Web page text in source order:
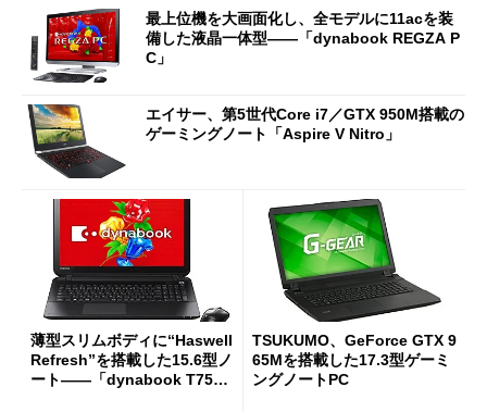
最上位機を大画面化し、全モデルに11acを装
備した液晶一体型――「dynabook REGZA P
C」
エイサー、第5世代Core i7／GTX 950M搭載の
ゲーミングノート「Aspire V Nitro」
薄型スリムボディに“Haswell
Refresh”を搭載した15.6型ノ
ート――「dynabook T75／
TSUKUMO、GeForce GTX 9
65Mを搭載した17.3型ゲーミ
ングノートPC